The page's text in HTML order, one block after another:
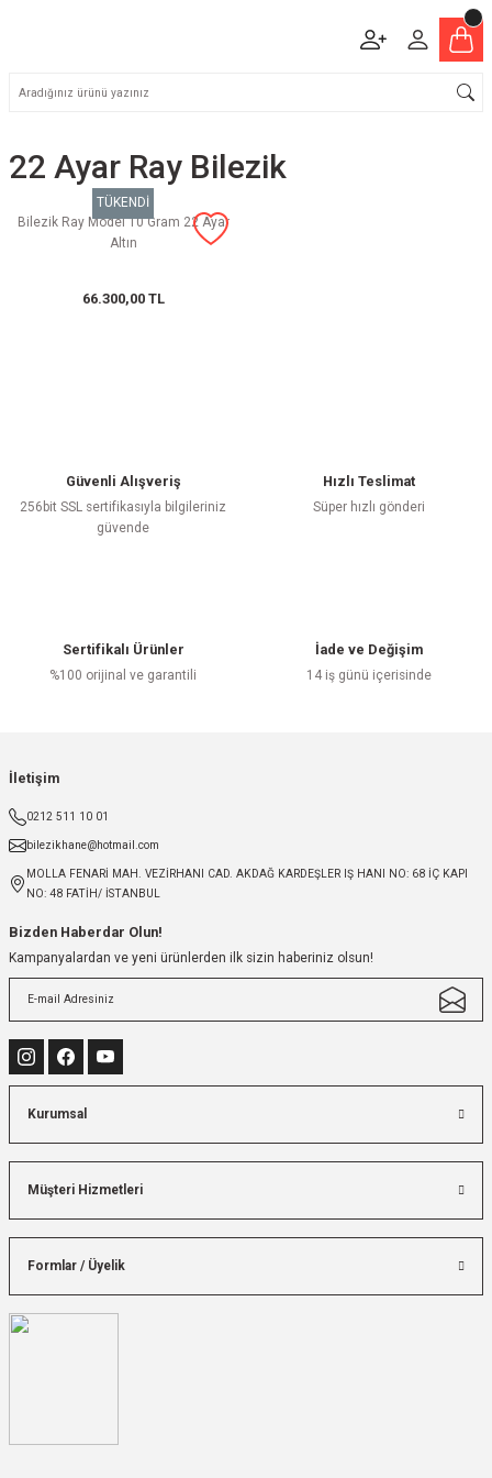
22 Ayar Ray Bilezik
TÜKENDİ
Bilezik Ray Model 10 Gram 22 Ayar
Altın
66.300,00 TL
Güvenli Alışveriş
256bit SSL sertifikasıyla bilgileriniz
güvende
Hızlı Teslimat
Süper hızlı gönderi
Sertifikalı Ürünler
%100 orijinal ve garantili
İade ve Değişim
14 iş günü içerisinde
İletişim
0212 511 10 01
bilezikhane@hotmail.com
MOLLA FENARİ MAH. VEZİRHANI CAD. AKDAĞ KARDEŞLER IŞ HANI NO: 68 İÇ KAPI
NO: 48 FATİH/ İSTANBUL
Bizden Haberdar Olun!
Kampanyalardan ve yeni ürünlerden ilk sizin haberiniz olsun!
Kurumsal
Müşteri Hizmetleri
Formlar / Üyelik